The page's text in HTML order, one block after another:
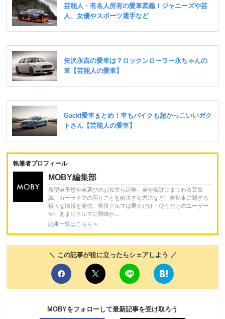
執筆者プロフィール
MOBY編集部
新型車予想や車選びのお役立ち記事、車や免許にまつわる豆知
識、カーライフの困りごとを解決する方法など、自動車に関する
様々な情報を発信。普段クルマは乗るだけ・使うだけのユーザー
や、あまりクルマに興味が...
記事一覧はこちら >
＼ この記事が役に立ったらシェアしよう ／
MOBYをフォローして最新記事を受け取ろう